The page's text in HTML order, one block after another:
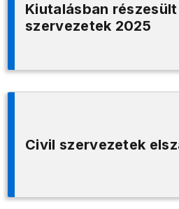
Kiutalásban
szervezetek 2025
Civil szervezetek